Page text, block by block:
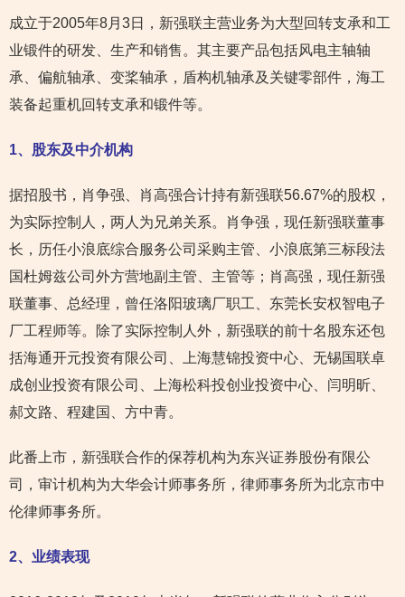
成立于2005年8月3日，新强联主营业务为大型回转支承和工
业锻件的研发、生产和销售。其主要产品包括风电主轴轴
承、偏航轴承、变桨轴承，盾构机轴承及关键零部件，海工
装备起重机回转支承和锻件等。
1、股东及中介机构
据招股书，肖争强、肖高强合计持有新强联56.67%的股权，
为实际控制人，两人为兄弟关系。肖争强，现任新强联董事
长，历任小浪底综合服务公司采购主管、小浪底第三标段法
国杜姆兹公司外方营地副主管、主管等；肖高强，现任新强
联董事、总经理，曾任洛阳玻璃厂职工、东莞长安权智电子
厂工程师等。除了实际控制人外，新强联的前十名股东还包
括海通开元投资有限公司、上海慧锦投资中心、无锡国联卓
成创业投资有限公司、上海松科投创业投资中心、闫明昕、
郝文路、程建国、方中青。
此番上市，新强联合作的保荐机构为东兴证券股份有限公
司，审计机构为大华会计师事务所，律师事务所为北京市中
伦律师事务所。
2、业绩表现